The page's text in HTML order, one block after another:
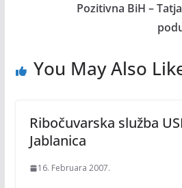
Pozitivna BiH –
You May Also
Ribočuvarska služba
Jablanica
16. Februara 2007.